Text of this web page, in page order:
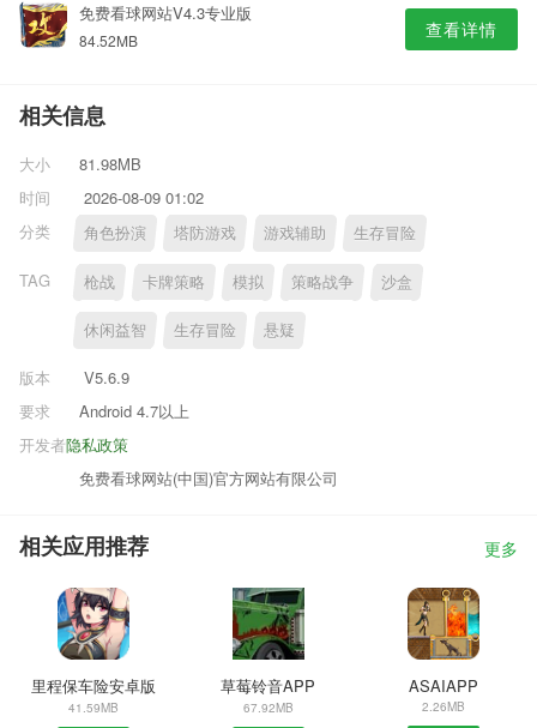
免费看球网站V4.3专业版
84.52MB 查看详情
相关信息
大小
81.98MB
时间
2026-08-09 01:02
分类
角色扮演 塔防游戏 游戏辅助 生存冒险
TAG 枪战 卡牌策略 模拟 策略战争 沙盒
休闲益智 生存冒险 悬疑
版本
V5.6.9
要求
Android 4.7以上
隐私政策
开发者
免费看球网站(中国)官方网站有限公司
相关应用推荐 更多
里程保车险安卓版
41.59MB
草莓铃音APP
67.92MB
ASAIAPP
2.26MB